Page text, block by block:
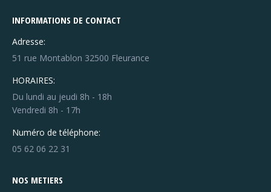
INFORMATIONS DE CONTACT
Adresse:
51 rue Montablon 32500 Fleurance
HORAIRES:
Du lundi au jeudi 8h - 18h
Vendredi 8h - 17h
Numéro de téléphone:
05 62 06 22 31
NOS METIERS